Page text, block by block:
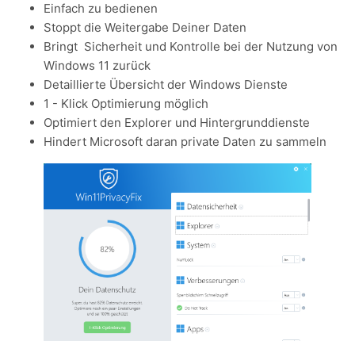
Einfach zu bedienen
Stoppt die Weitergabe Deiner Daten
Bringt Sicherheit und Kontrolle bei der Nutzung von
Windows 11 zurück
Detaillierte Übersicht der Windows Dienste
1 - Klick Optimierung möglich
Optimiert den Explorer und Hintergrunddienste
Hindert Microsoft daran private Daten zu sammeln